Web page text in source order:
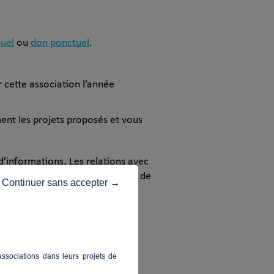
ou don ponctuel.
association l’année
les projets proposés et vous
Les relations avec
à toutes les questions et de
dans leurs projets de
Continuer sans accepter →